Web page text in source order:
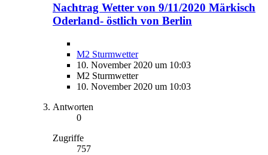
Nachtrag Wetter von 9/11/2020 Märkisch
Oderland- östlich von Berlin
M2 Sturmwetter
10. November 2020 um 10:03
M2 Sturmwetter
10. November 2020 um 10:03
Antworten
0
Zugriffe
757